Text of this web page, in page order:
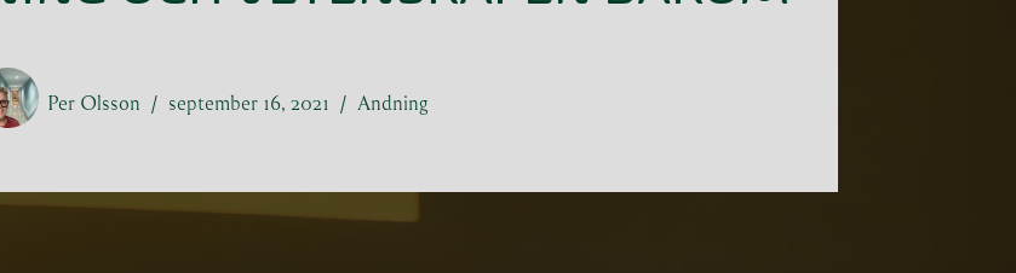
Per Olsson september 16, 2021 Andning